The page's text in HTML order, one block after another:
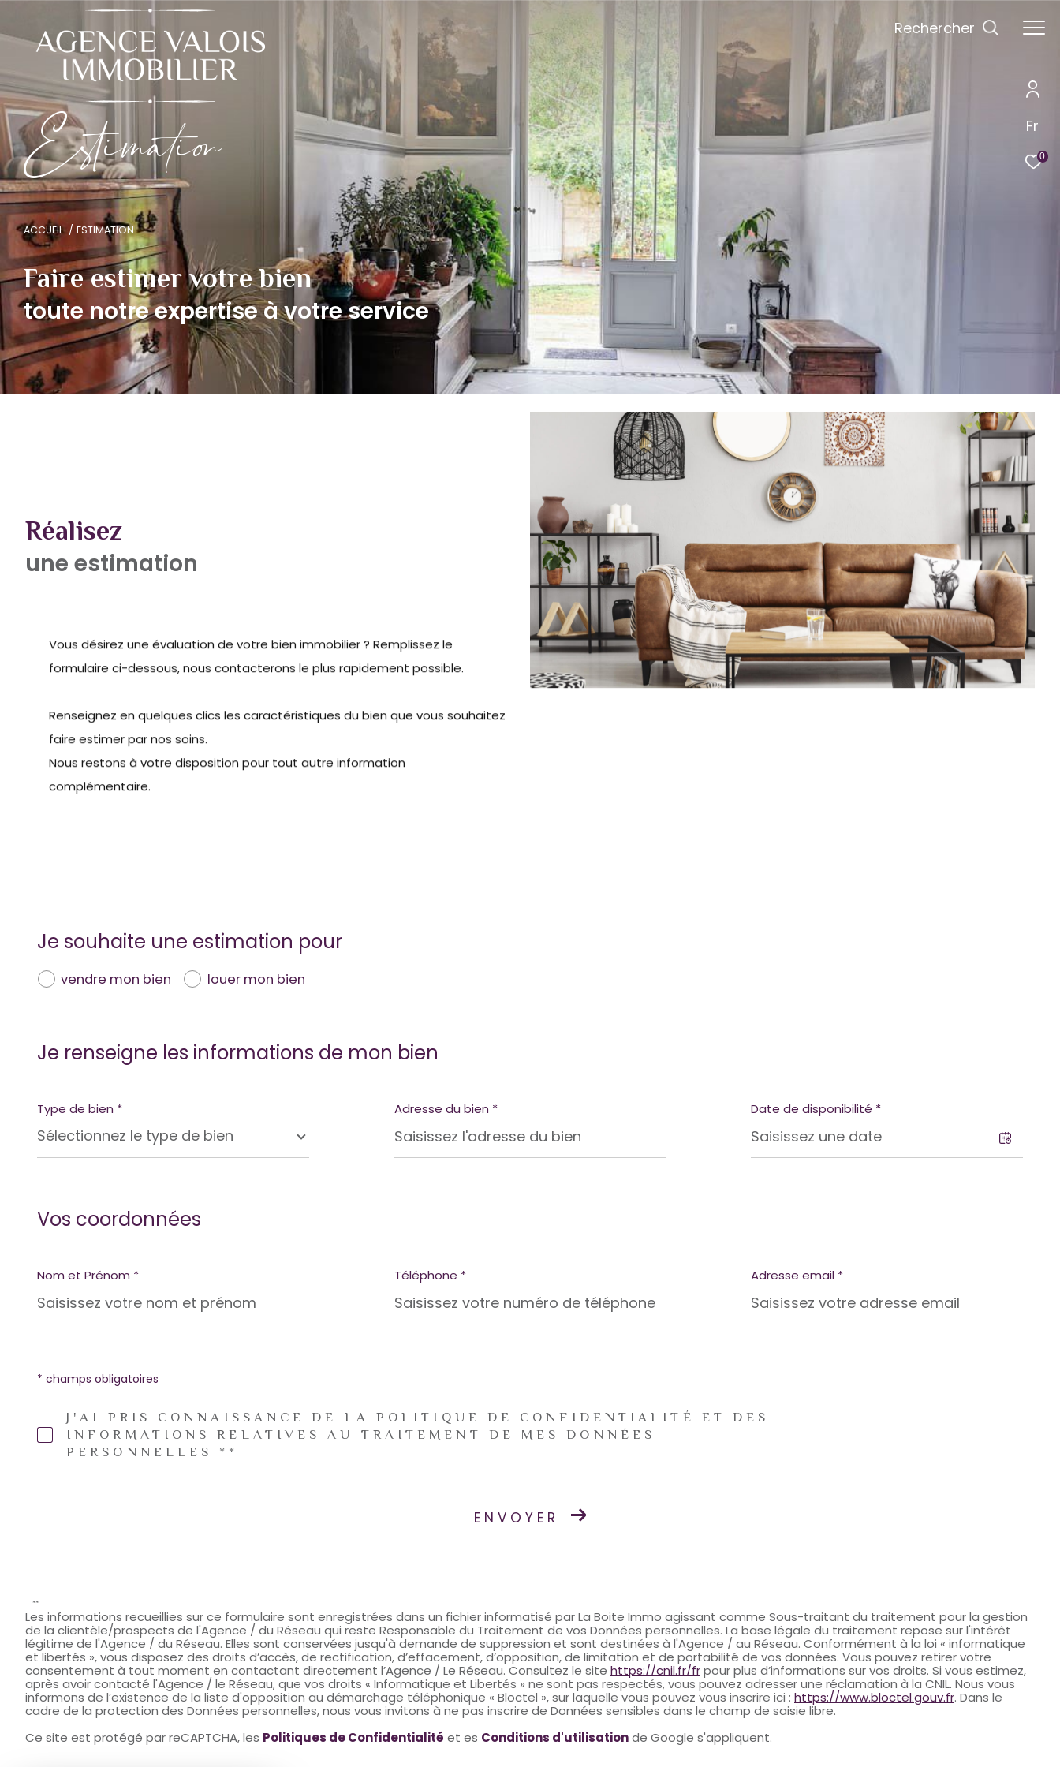
Fr
0
Rechercher
Esimaio
ACCUEIL ESTIMATION
Faire estimer votre bien
toute notre expertise à votre service
Réalisez
une estimation
Vous désirez une évaluation de votre bien immobilier ? Remplissez le
formulaire ci-dessous, nous contacterons le plus rapidement possible.
Renseignez en quelques clics les caractéristiques du bien que vous souhaitez
faire estimer par nos soins.
Nous restons à votre disposition pour tout autre information
complémentaire.
Je souhaite une estimation pour
vendre mon bien louer mon bien
Je renseigne les informations de mon bien
Type de bien *
Sélectionnez le type de bien
Adresse du bien * Date de disponibilité *
Vos coordonnées
Nom et Prénom * Téléphone * Adresse email *
* champs obligatoires
J'AI PRIS CONNAISSANCE DE LA POLITIQUE DE CONFIDENTIALITÉ ET DES
INFORMATIONS RELATIVES AU TRAITEMENT DE MES DONNÉES
PERSONNELLES **
ENVOYER
**
Les informations recueillies sur ce formulaire sont enregistrées dans un fichier informatisé par La Boite Immo agissant comme Sous-traitant du traitement pour la gestion
de la clientèle/prospects de l'Agence / du Réseau qui reste Responsable du Traitement de vos Données personnelles. La base légale du traitement repose sur l'intérêt
légitime de l'Agence / du Réseau. Elles sont conservées jusqu'à demande de suppression et sont destinées à l'Agence / au Réseau. Conformément à la loi « informatique
et libertés », vous disposez des droits d’accès, de rectification, d’effacement, d’opposition, de limitation et de portabilité de vos données. Vous pouvez retirer votre
consentement à tout moment en contactant directement l’Agence / Le Réseau. Consultez le site https://cnil.fr/frpour plus d’informations sur vos droits. Si vous estimez,
après avoir contacté l'Agence / le Réseau, que vos droits « Informatique et Libertés » ne sont pas respectés, vous pouvez adresser une réclamation à la CNIL. Nous vous
informons de l’existence de la liste d'opposition au démarchage téléphonique « Bloctel », sur laquelle vous pouvez vous inscrire ici : https://www.bloctel.gouv.fr. Dans le
cadre de la protection des Données personnelles, nous vous invitons à ne pas inscrire de Données sensibles dans le champ de saisie libre.
Ce site est protégé par reCAPTCHA, les Politiques de Confidentialité et es Conditions d'utilisationde Google s'appliquent.